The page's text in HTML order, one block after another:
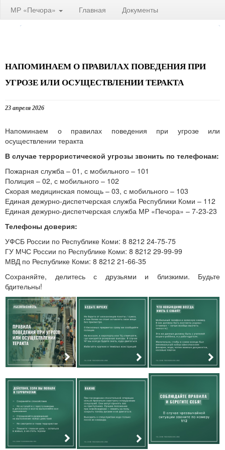
МР «Печора» Главная Документы
НАПОМИНАЕМ О ПРАВИЛАХ ПОВЕДЕНИЯ ПРИ
УГРОЗЕ ИЛИ ОСУЩЕСТВЛЕНИИ ТЕРАКТА
23 апреля 2026
Напоминаем о правилах поведения при угрозе или
осуществлении теракта
В случае террористической угрозы звонить по телефонам:
Пожарная служба – 01, с мобильного – 101
Полиция – 02, с мобильного – 102
Скорая медицинская помощь – 03, с мобильного – 103
Единая дежурно-диспетчерская служба Республики Коми – 112
Единая дежурно-диспетчерская служба МР «Печора» – 7-23-23
Телефоны доверия:
УФСБ России по Республике Коми: 8 8212 24-75-75
ГУ МЧС России по Республике Коми: 8 8212 29-99-99
МВД по Республике Коми: 8 8212 21-66-35
Сохраняйте, делитесь с друзьями и близкими. Будьте
бдительны!